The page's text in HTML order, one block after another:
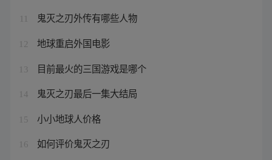
鬼灭之刃外传有哪些人物
12 地球重启外国电影
13 目前最火的三国游戏是哪个
14 鬼灭之刃最后一集大结局
15 小小地球人价格
16 如何评价鬼灭之刃